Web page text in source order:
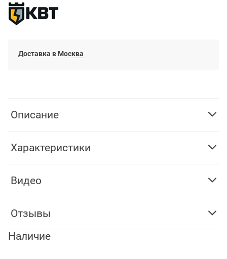
Доставка в Москва
Описание
Характеристики
Видео
Отзывы
Наличие